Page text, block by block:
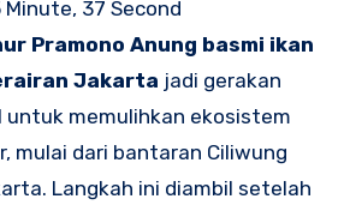
Minute, 37 Second
Pramono Anung basmi ikan
Jakarta jadi gerakan
untuk memulihkan ekosistem
mulai dari bantaran Ciliwung
Langkah ini diambil setelah